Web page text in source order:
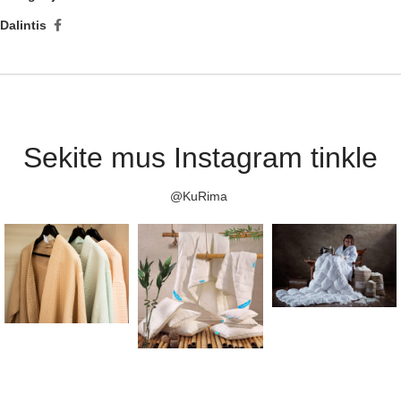
Dalintis
Sekite mus Instagram tinkle
@KuRima